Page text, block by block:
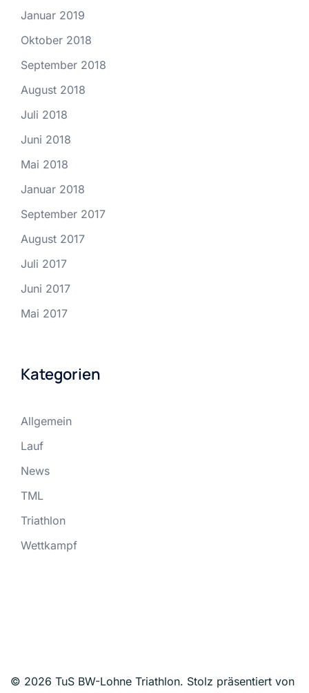
Januar 2019
Oktober 2018
September 2018
August 2018
Juli 2018
Juni 2018
Mai 2018
Januar 2018
September 2017
August 2017
Juli 2017
Juni 2017
Mai 2017
Kategorien
Allgemein
Lauf
News
TML
Triathlon
Wettkampf
© 2026 TuS BW-Lohne Triathlon. Stolz präsentiert von